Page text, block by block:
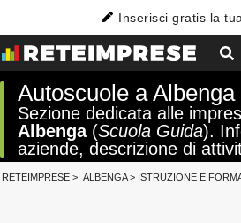
Inserisci gratis la
Autoscuole a Albenga
Sezione dedicata alle
Albenga(Scuola Guida).
aziende, descrizione di
RETEIMPRESE > ALBENGA> ISTRUZIONE E